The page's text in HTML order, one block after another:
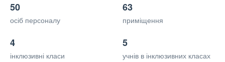
50
осіб персоналу
63
приміщення
4
інклюзивні класи
5
учнів в інклюзивних класах